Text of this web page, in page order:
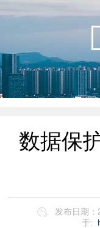
数据保
发布日期：
于: